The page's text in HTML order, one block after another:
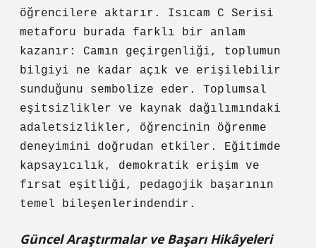
öğrencilere aktarır. Isıcam C Serisi
metaforu burada farklı bir anlam
kazanır: Camın geçirgenliği, toplumun
bilgiyi ne kadar açık ve erişilebilir
sunduğunu sembolize eder. Toplumsal
eşitsizlikler ve kaynak dağılımındaki
adaletsizlikler, öğrencinin öğrenme
deneyimini doğrudan etkiler. Eğitimde
kapsayıcılık, demokratik erişim ve
fırsat eşitliği, pedagojik başarının
temel bileşenlerindendir.
Güncel Araştırmalar ve Başarı Hikâyeleri